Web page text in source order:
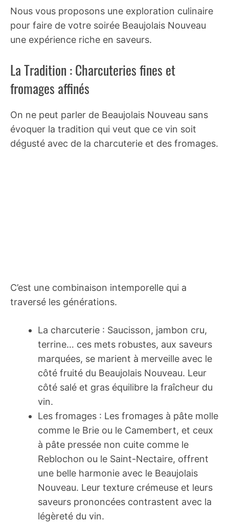
Nous vous proposons une exploration culinaire
pour faire de votre soirée Beaujolais Nouveau
une expérience riche en saveurs.
La Tradition : Charcuteries fines et
fromages affinés
On ne peut parler de Beaujolais Nouveau sans
évoquer la tradition qui veut que ce vin soit
dégusté avec de la charcuterie et des fromages.
C’est une combinaison intemporelle qui a
traversé les générations.
La charcuterie : Saucisson, jambon cru,
terrine… ces mets robustes, aux saveurs
marquées, se marient à merveille avec le
côté fruité du Beaujolais Nouveau. Leur
côté salé et gras équilibre la fraîcheur du
vin.
Les fromages : Les fromages à pâte molle
comme le Brie ou le Camembert, et ceux
à pâte pressée non cuite comme le
Reblochon ou le Saint-Nectaire, offrent
une belle harmonie avec le Beaujolais
Nouveau. Leur texture crémeuse et leurs
saveurs prononcées contrastent avec la
légèreté du vin.